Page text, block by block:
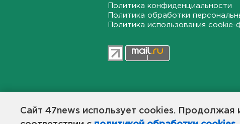
Сайт 47news использует cookies. Продолжая
Задерживаются электрички
между Петербургом и
19:36, 07.08.2026
Медведи Бу и Тяпа из «Дома
Политика конфиденциальности
Политика обработки
Политика использования cookie-
общественной жизни в
Создатели рассчитывают, что «47